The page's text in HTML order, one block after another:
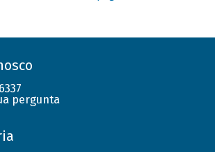
pergunta